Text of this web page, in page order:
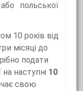
польської
10 років від
місяці до
подати
наступні 10
свою